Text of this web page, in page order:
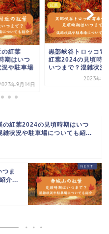
の紅葉
期はいつ
況や駐車場
年9月14日
紅葉
黒部峡谷トロッコ電
紅葉2024の見頃時
いつまで？混雑状況
2023年9
の紅葉2024の見頃時期はいつ
雑状況や駐車場についても紹...
ま
介...